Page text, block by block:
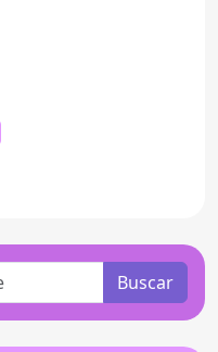
Buscar